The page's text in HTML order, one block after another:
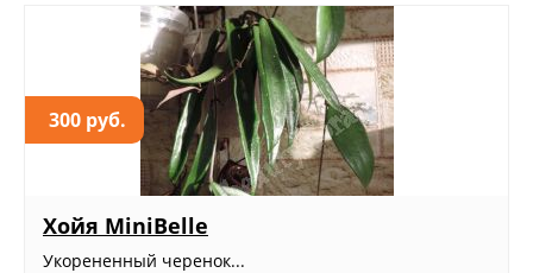
300 руб.
Хойя MiniBelle
Укорененный черенок...